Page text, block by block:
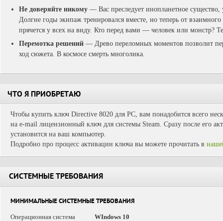
Не доверяйте никому — Вас преследует инопланетное
Долгие годы экипаж тренировался вместе, но теперь от взаимного
прячется у всех на виду. Кто перед вами — человек или монстр?
Перемотка решений — Древо переломных моментов позволит
ход сюжета. В космосе смерть многолика.
ЧТО Я ПРИОБРЕТАЮ
Чтобы купить ключ Directive 8020 для PC, вам понадобится всего
на e-mail лицензионный ключ для системы Steam. Сразу после его
установится на ваш компьютер.
Подробно про процесс активации ключа вы можете прочитать в
СИСТЕМНЫЕ ТРЕБОВАНИЯ
МИНИМАЛЬНЫЕ СИСТЕМНЫЕ ТРЕБОВАНИЯ
Операционная система
WIndows 10